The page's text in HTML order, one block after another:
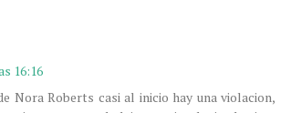
16:16
Nora Roberts casi al inicio hay una violacion,